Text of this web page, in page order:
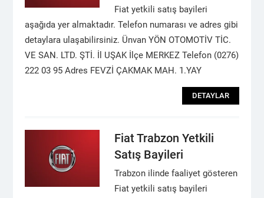
Fiat yetkili satış bayileri
aşağıda yer almaktadır. Telefon numarası ve adres gibi
detaylara ulaşabilirsiniz. Ünvan YÖN OTOMOTİV TİC.
VE SAN. LTD. ŞTİ. İl UŞAK İlçe MERKEZ Telefon (0276)
222 03 95 Adres FEVZİ ÇAKMAK MAH. 1.YAY
DETAYLAR
Fiat Trabzon Yetkili
Satış Bayileri
Trabzon ilinde faaliyet gösteren
Fiat yetkili satış bayileri